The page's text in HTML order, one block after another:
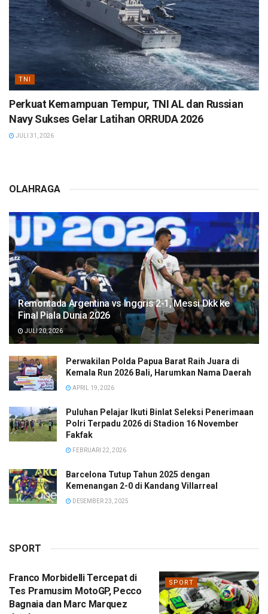
TNI
Perkuat Kemampuan Tempur, TNI AL dan Russian
Navy Sukses Gelar Latihan ORRUDA 2026
JULI 31, 2026
OLAHRAGA
Remontada Argentina vs Inggris 2-1, Messi Dkk ke
Final Piala Dunia 2026
JULI 20, 2026
Perwakilan Polda Papua Barat Raih Juara di
Kemala Run 2026 Bali, Harumkan Nama Daerah
APRIL 19, 2026
Puluhan Pelajar Ikuti Binlat Seleksi Penerimaan
Polri Terpadu 2026 di Stadion 16 November
Fakfak
FEBRUARI 22, 2026
Barcelona Tutup Tahun 2025 dengan
Kemenangan 2-0 di Kandang Villarreal
DESEMBER 23, 2025
SPORT
SPORT
Franco Morbidelli Tercepat di
Tes Pramusim MotoGP, Pecco
Bagnaia dan Marc Marquez